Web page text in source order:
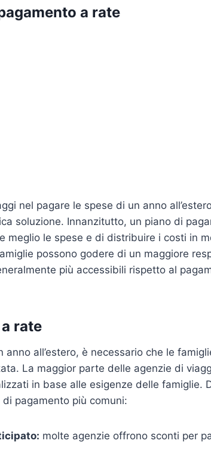
a rate
nel pagare le spese di un anno
soluzione. Innanzitutto, un piano di
meglio le spese e di distribuire i costi in
possono godere di un maggiore
più accessibili rispetto al
rate
anno all’estero, è necessario che le
La maggior parte delle agenzie di
in base alle esigenze delle famiglie.
pagamento più comuni:
molte agenzie offrono sconti per